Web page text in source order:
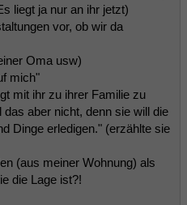
liegt ja nur an ihr jetzt)
vor, ob wir da
Oma usw)
mich"
mit ihr zu ihrer Familie zu
aber nicht, denn sie will die
Dinge erledigen." (erzählte sie
(aus meiner Wohnung) als
die Lage ist?!